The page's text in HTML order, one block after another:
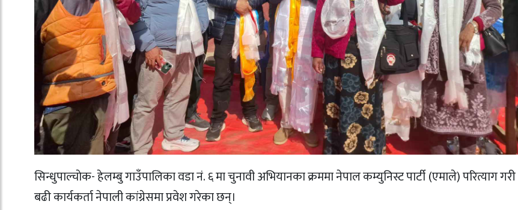
सिन्धुपाल्चाेक- हेलम्बु गाउँपालिका वडा नं. ६ मा चुनावी अभियानका क्रममा नेपाल कम्युनिस्ट पार्टी (एमाले) परित्याग
बढी कार्यकर्ता नेपाली कांग्रेसमा प्रवेश गरेका छन्।